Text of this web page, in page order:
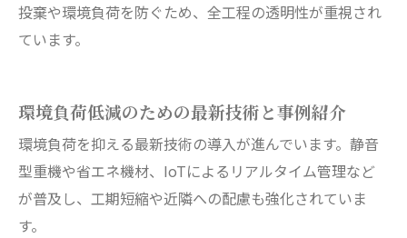
投棄や環境負荷を防ぐため、全工程の透明性が重視され
ています。
環境負荷低減のための最新技術と事例紹介
環境負荷を抑える最新技術の導入が進んでいます。静音
型重機や省エネ機材、IoTによるリアルタイム管理など
が普及し、工期短縮や近隣への配慮も強化されていま
す。